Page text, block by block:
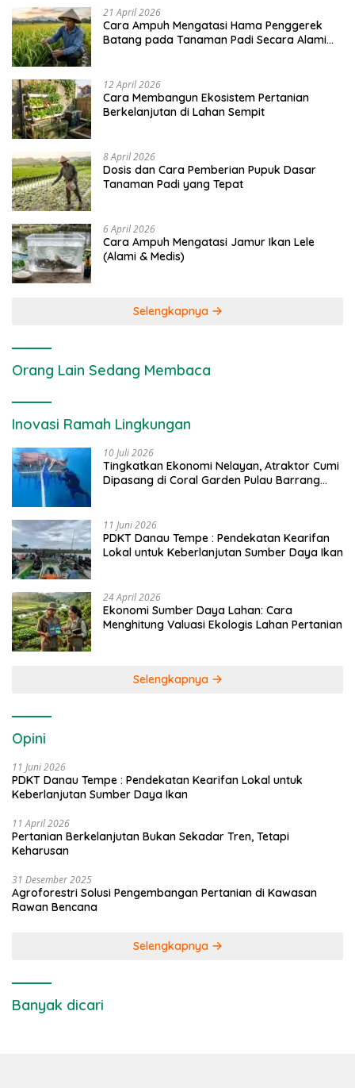
21 April 2026
Cara Ampuh Mengatasi Hama Penggerek
Batang pada Tanaman Padi Secara Alami
12 April 2026
Cara Membangun Ekosistem Pertanian
Berkelanjutan di Lahan Sempit
8 April 2026
Dosis dan Cara Pemberian Pupuk Dasar
Tanaman Padi yang Tepat
6 April 2026
Cara Ampuh Mengatasi Jamur Ikan Lele
(Alami & Medis)
Selengkapnya
Orang Lain Sedang Membaca
Inovasi Ramah Lingkungan
10 Juli 2026
Tingkatkan Ekonomi Nelayan, Atraktor Cumi
Dipasang di Coral Garden Pulau Barrang
11 Juni 2026
PDKT Danau Tempe : Pendekatan Kearifan
Lokal untuk Keberlanjutan Sumber Daya Ikan
24 April 2026
Ekonomi Sumber Daya Lahan: Cara
Menghitung Valuasi Ekologis Lahan Pertanian
Selengkapnya
Opini
11 Juni 2026
PDKT Danau Tempe : Pendekatan Kearifan Lokal untuk
Keberlanjutan Sumber Daya Ikan
11 April 2026
Pertanian Berkelanjutan Bukan Sekadar Tren, Tetapi
Keharusan
31 Desember 2025
Agroforestri Solusi Pengembangan Pertanian di Kawasan
Rawan Bencana
Selengkapnya
Banyak dicari